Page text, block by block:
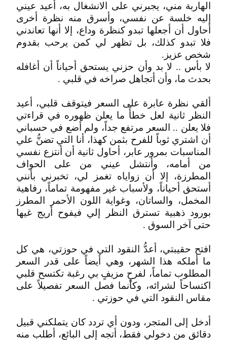
الهاربة مني، يجبرني على الانشغال به، أعيد عيني
إليه خلسة عن نفسي، وأسرق منه نظرة أخرى
أحاول أن أجعلها تبدو كنظرة وداع، إلا أنها تعاندني
فلا تبدو كذلك، بل تظهر لي كمن يرحب بقدوم
شخص عزيز.
لا بأس .. لا بد وأن حزني يستحق أحياناً أن أغافله
بحدث ما، وأن أتجاهل صراخه في قلبي .
ألقي نظرة عابرة على السعر فيتوقف قلبي، أعيد
النظر ثانية لعل خطأً ما يعلن ظهوره في قراءتي
فلا يعلن .. السعر مرتفع جداً، ولم أضع في حسباني
أن اشتري ثوباً للفرح بثمن كهذا، أنا التي تضنُّ علي
المناسبات بمرور عابر، أحاول ثانية أن أنتزع نفسي
من أمامه، وأنتشل عيني من على الحواف
المطرزة، إلا أن زواياه تغمز لي، تخبرني بأنني
أستحق أحياناً، ولأسباب غير مفهومة تماماً، رفاهية
المخمل، والساتان، وغواية اللون الأحمر المطرز
بورود ذهبية تسترق النظر إلي فيفوح أريج غيها
حتى آخر السوق .
افتح حقيبتي، أعدُّ النقود التي في حوزتي، هي كل
ما أملكه هذا الشهر، وهي أيضاً على قدر السعر
المطلوب تماماً، لفرحٍ مزيفٍ بي رغبة تكتسح قلبي
اكتساحاً لشرائه، وكأنما فصل السعر تفصيلاً على
مقاس النقود التي في حوزتي .
أدخل إلى المتجر، ودون أي تردد كان يتملكني قبيل
دقائق من دخولي فقط، أتجه إلى البائع، أطلب منه